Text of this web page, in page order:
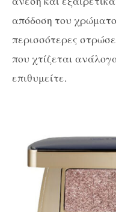
απόδοση του
περισσότερες
που χτίζεται
επιθυμείτε.